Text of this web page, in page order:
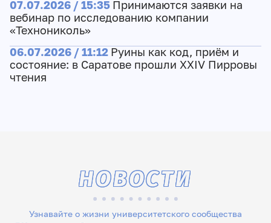
07.07.2026 / 15:35 Принимаются заявки на
вебинар по исследованию компании
«Технониколь»
06.07.2026 / 11:12 Руины как код, приём и
состояние: в Саратове прошли XXIV Пирровы
чтения
Узнавайте о жизни университетского сообщества
НОВОСТИ